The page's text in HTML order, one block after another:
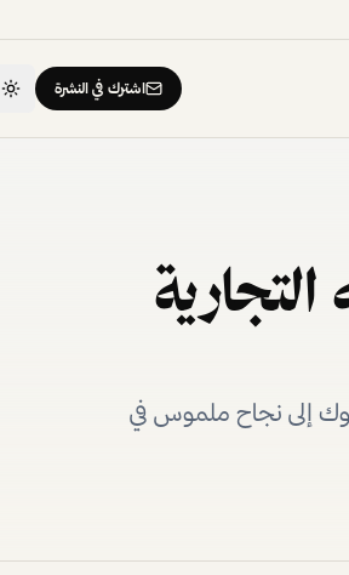
اشترك في النشرة
إلى نجاح ملموس في